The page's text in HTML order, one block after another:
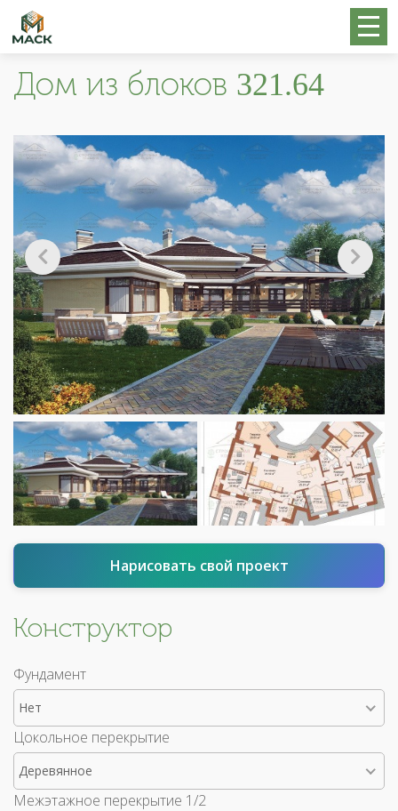
Дом из блоков 321.64
Нарисовать свой проект
Конструктор
Фундамент
Нет
Цокольное перекрытие
Деревянное
Межэтажное перекрытие 1/2